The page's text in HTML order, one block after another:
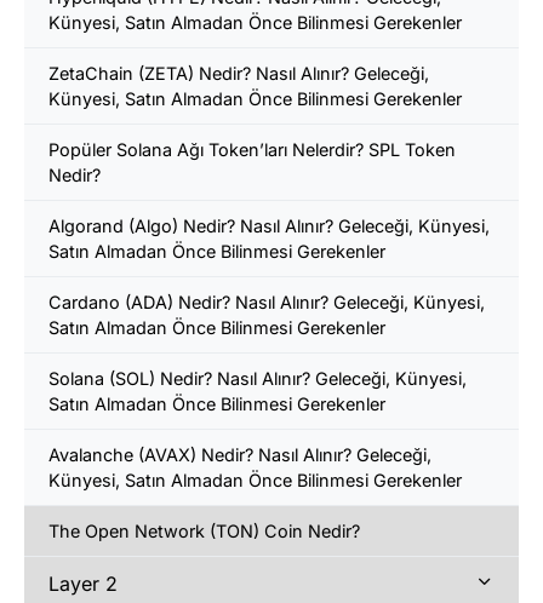
Künyesi, Satın Almadan Önce Bilinmesi Gerekenler
ZetaChain (ZETA) Nedir? Nasıl Alınır? Geleceği,
Künyesi, Satın Almadan Önce Bilinmesi Gerekenler
Popüler Solana Ağı Token’ları Nelerdir? SPL Token
Nedir?
Algorand (Algo) Nedir? Nasıl Alınır? Geleceği, Künyesi,
Satın Almadan Önce Bilinmesi Gerekenler
Cardano (ADA) Nedir? Nasıl Alınır? Geleceği, Künyesi,
Satın Almadan Önce Bilinmesi Gerekenler
Solana (SOL) Nedir? Nasıl Alınır? Geleceği, Künyesi,
Satın Almadan Önce Bilinmesi Gerekenler
Avalanche (AVAX) Nedir? Nasıl Alınır? Geleceği,
Künyesi, Satın Almadan Önce Bilinmesi Gerekenler
The Open Network (TON) Coin Nedir?
Layer 2